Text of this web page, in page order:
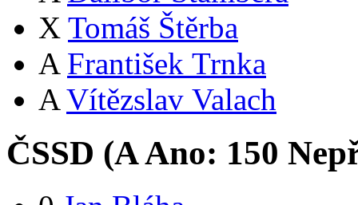
X Tomáš Štěrba
A František Trnka
A Vítězslav Valach
ČSSD (AAno: 150